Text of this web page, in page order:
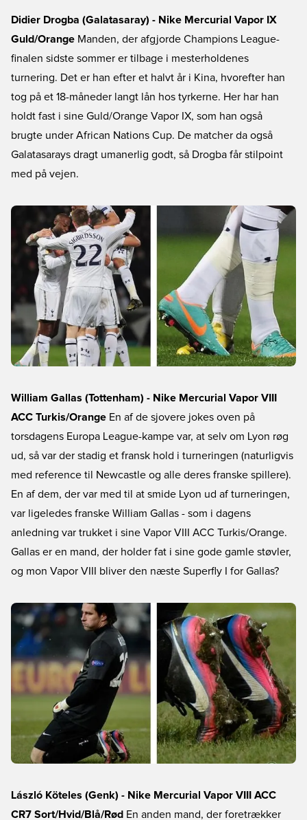
Didier Drogba (Galatasaray) - Nike Mercurial Vapor IX
Guld/Orange Manden, der afgjorde Champions League-
finalen sidste sommer er tilbage i mesterholdenes
turnering. Det er han efter et halvt år i Kina, hvorefter han
tog på et 18-måneder langt lån hos tyrkerne. Her har han
holdt fast i sine Guld/Orange Vapor IX, som han også
brugte under African Nations Cup. De matcher da også
Galatasarays dragt umanerlig godt, så Drogba får stilpoint
med på vejen.
William Gallas (Tottenham) - Nike Mercurial Vapor VIII
ACC Turkis/Orange En af de sjovere jokes oven på
torsdagens Europa League-kampe var, at selv om Lyon røg
ud, så var der stadig et fransk hold i turneringen (naturligvis
med reference til Newcastle og alle deres franske spillere).
En af dem, der var med til at smide Lyon ud af turneringen,
var ligeledes franske William Gallas - som i dagens
anledning var trukket i sine Vapor VIII ACC Turkis/Orange.
Gallas er en mand, der holder fat i sine gode gamle støvler,
og mon Vapor VIII bliver den næste Superfly I for Gallas?
László Köteles (Genk) - Nike Mercurial Vapor VIII ACC
CR7 Sort/Hvid/Blå/Rød En anden mand, der foretrækker